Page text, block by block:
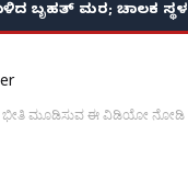
ಬೃಹತ್ ಮರ;
ಅಧ್ಯಕ್ಷಡೇವಿಡ್ ಡಿಸೋಜಾ
ಭೀತಿ ಮೂಡಿಸುವ ಈ ವಿಡಿಯೋ ನೋಡಿ